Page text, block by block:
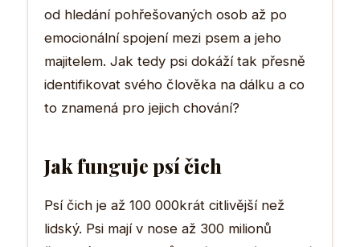
od hledání pohřešovaných osob až po
emocionální spojení mezi psem a jeho
majitelem. Jak tedy psi dokáží tak přesně
identifikovat svého člověka na dálku a co
to znamená pro jejich chování?
Jak funguje psí čich
Psí čich je až 100 000krát citlivější než
lidský. Psi mají v nose až 300 milionů